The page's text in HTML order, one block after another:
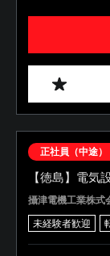
正社員（中途）
【徳島】電気
攝津電機工業株式
未経験者歓迎